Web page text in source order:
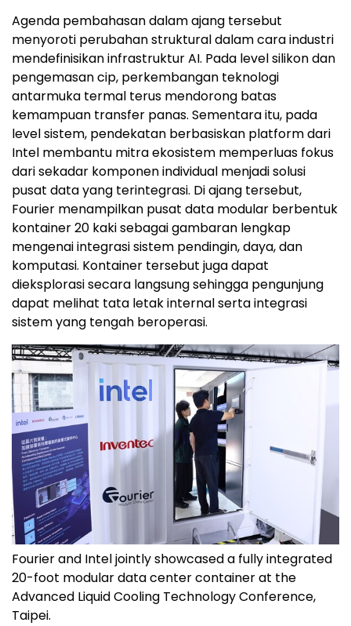
Agenda pembahasan dalam ajang tersebut
menyoroti perubahan struktural dalam cara industri
mendefinisikan infrastruktur AI. Pada level silikon dan
pengemasan cip, perkembangan teknologi
antarmuka termal terus mendorong batas
kemampuan transfer panas. Sementara itu, pada
level sistem, pendekatan berbasiskan platform dari
Intel membantu mitra ekosistem memperluas fokus
dari sekadar komponen individual menjadi solusi
pusat data yang terintegrasi. Di ajang tersebut,
Fourier menampilkan pusat data modular berbentuk
kontainer 20 kaki sebagai gambaran lengkap
mengenai integrasi sistem pendingin, daya, dan
komputasi. Kontainer tersebut juga dapat
dieksplorasi secara langsung sehingga pengunjung
dapat melihat tata letak internal serta integrasi
sistem yang tengah beroperasi.
Fourier and Intel jointly showcased a fully integrated
20-foot modular data center container at the
Advanced Liquid Cooling Technology Conference,
Taipei.